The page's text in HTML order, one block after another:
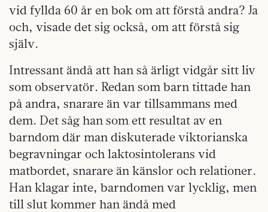
vid fyllda 60 år en bok om att förstå andra? Ja
och, visade det sig också, om att förstå sig
själv.
Intressant ändå att han så ärligt vidgår sitt liv
som observatör. Redan som barn tittade han
på andra, snarare än var tillsammans med
dem. Det såg han som ett resultat av en
barndom där man diskuterade viktorianska
begravningar och laktosintolerans vid
matbordet, snarare än känslor och relationer.
Han klagar inte, barndomen var lycklig, men
till slut kommer han ändå med